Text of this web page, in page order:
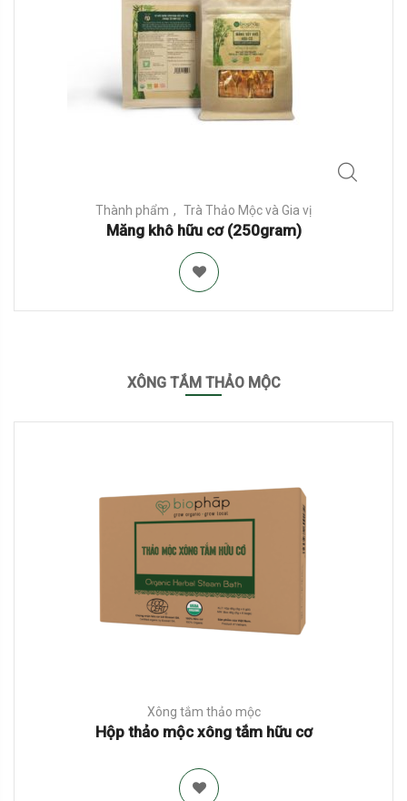
Thành phẩm Trà Thảo Mộc và Gia vị
Măng khô hữu cơ (250gram)
XÔNG TẮM THẢO MỘC
Xông tắm thảo mộc
Hộp thảo mộc xông tắm hữu cơ